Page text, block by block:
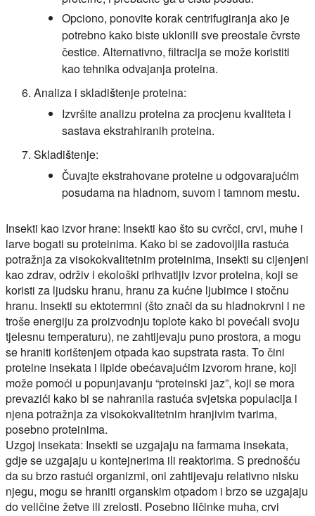
Opciono, ponovite korak centrifugiranja ako je
potrebno kako biste uklonili sve preostale čvrste
čestice. Alternativno, filtracija se može koristiti
kao tehnika odvajanja proteina.
Analiza i skladištenje proteina:
Izvršite analizu proteina za procjenu kvaliteta i
sastava ekstrahiranih proteina.
Skladištenje:
Čuvajte ekstrahovane proteine u odgovarajućim
posudama na hladnom, suvom i tamnom mestu.
Insekti kao izvor hrane: Insekti kao što su cvrčci, crvi, muhe i
larve bogati su proteinima. Kako bi se zadovoljila rastuća
potražnja za visokokvalitetnim proteinima, insekti su cijenjeni
kao zdrav, održiv i ekološki prihvatljiv izvor proteina, koji se
koristi za ljudsku hranu, hranu za kućne ljubimce i stočnu
hranu. Insekti su ektotermni (što znači da su hladnokrvni i ne
troše energiju za proizvodnju toplote kako bi povećali svoju
tjelesnu temperaturu), ne zahtijevaju puno prostora, a mogu
se hraniti korištenjem otpada kao supstrata rasta. To čini
proteine insekata i lipide obećavajućim izvorom hrane, koji
može pomoći u popunjavanju “proteinski jaz”, koji se mora
prevazići kako bi se nahranila rastuća svjetska populacija i
njena potražnja za visokokvalitetnim hranjivim tvarima,
posebno proteinima.
Uzgoj insekata: Insekti se uzgajaju na farmama insekata,
gdje se uzgajaju u kontejnerima ili reaktorima. S prednošću
da su brzo rastući organizmi, oni zahtijevaju relativno nisku
njegu, mogu se hraniti organskim otpadom i brzo se uzgajaju
do veličine žetve ili zrelosti. Posebno ličinke muha, crvi